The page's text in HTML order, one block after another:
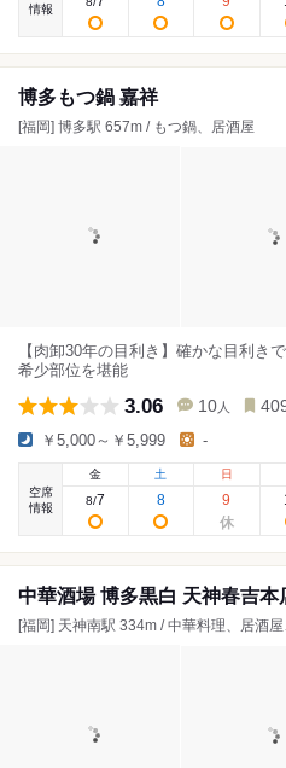
情報
博多もつ鍋 嘉祥
[福岡] 博多駅 657m / もつ鍋、居酒屋
【肉卸30年の目利き】確かな目利き
希少部位を堪能
3.06 10 人
￥5,000～￥5,999 -
空席
情報
金
8/7
土
8
日
9
中華酒場 博多黒白 天神春吉本
[福岡] 天神南駅 334m / 中華料理、居酒